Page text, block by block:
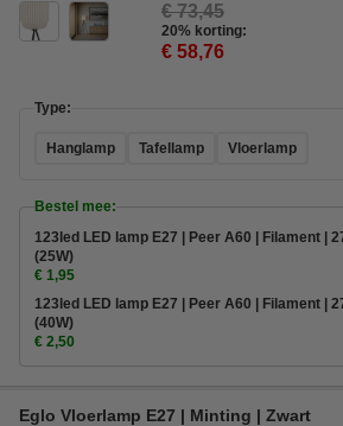
€ 73,45
20% korting:
€ 58,76
Type:
Hanglamp Tafellamp Vloerlamp
Bestel mee:
123led LED lamp E27 | Peer A60 | Filament |
(25W)
€ 1,95
123led LED lamp E27 | Peer A60 | Filament |
(40W)
€ 2,50
Eglo Vloerlamp E27 | Minting | Zwart